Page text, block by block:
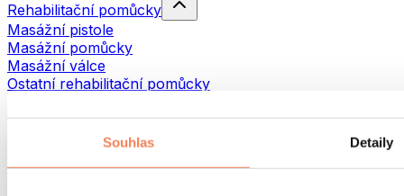
Souhlas Detaily
Rehabilitační pomůcky
Masážní pistole
Masážní pomůcky
Masážní válce
Ostatní rehabilitační pomůcky
Batohy